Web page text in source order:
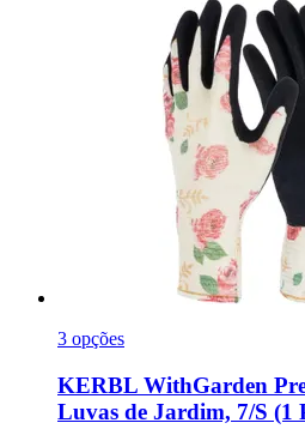
3 opções
KERBL WithGarden
Luvas de Jardim, 7/S (1